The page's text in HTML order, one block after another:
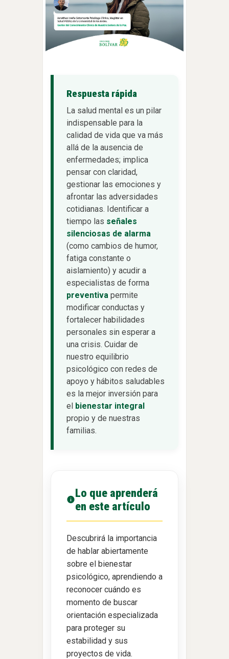
Respuesta rápida
La salud mental es un pilar
indispensable para la
calidad de vida que va más
allá de la ausencia de
enfermedades; implica
pensar con claridad,
gestionar las emociones y
afrontar las adversidades
cotidianas. Identificar a
tiempo las señales
silenciosas de alarma
(como cambios de humor,
fatiga constante o
aislamiento) y acudir a
especialistas de forma
preventiva permite
modificar conductas y
fortalecer habilidades
personales sin esperar a
una crisis. Cuidar de
nuestro equilibrio
psicológico con redes de
apoyo y hábitos saludables
es la mejor inversión para
el bienestar integral
propio y de nuestras
familias.
Lo que aprenderá
en este artículo
Descubrirá la importancia
de hablar abiertamente
sobre el bienestar
psicológico, aprendiendo a
reconocer cuándo es
momento de buscar
orientación especializada
para proteger su
estabilidad y sus
proyectos de vida.